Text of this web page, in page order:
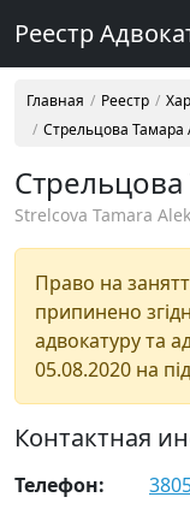
Реестр
Главная Реестр
Стрельцова Тамара
Strelcova Tamara
Право на
припинено
адвокатуру та
05.08.2020 на
Контактная
Телефон: